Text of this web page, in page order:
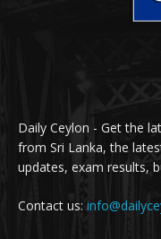
Daily Ceylon - Get the
from Sri Lanka, the
updates, exam results,
Contact us: